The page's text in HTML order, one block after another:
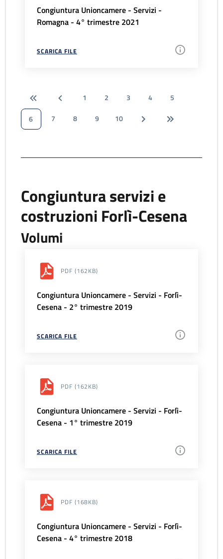
Congiuntura Unioncamere - Servizi -
Romagna - 4° trimestre 2021
SCARICA FILE
1 2 3 4
5
6
7 8 9 10
Congiuntura servizi e
costruzioni Forlì-Cesena
Volumi
PDF (162KB)
Congiuntura Unioncamere - Servizi - Forlì-
Cesena - 2° trimestre 2019
SCARICA FILE
PDF (162KB)
Congiuntura Unioncamere - Servizi - Forlì-
Cesena - 1° trimestre 2019
SCARICA FILE
PDF (168KB)
Congiuntura Unioncamere - Servizi - Forlì-
Cesena - 4° trimestre 2018